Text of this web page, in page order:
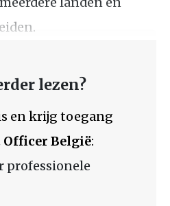
lezen?
en krijg toegang
België:
professionele